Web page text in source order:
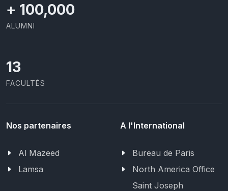
+ 100,000
ALUMNI
13
FACULTÉS
Nos partenaires
Al Mazeed
Lamsa
A l'International
Bureau de Paris
North America Office
Saint Joseph